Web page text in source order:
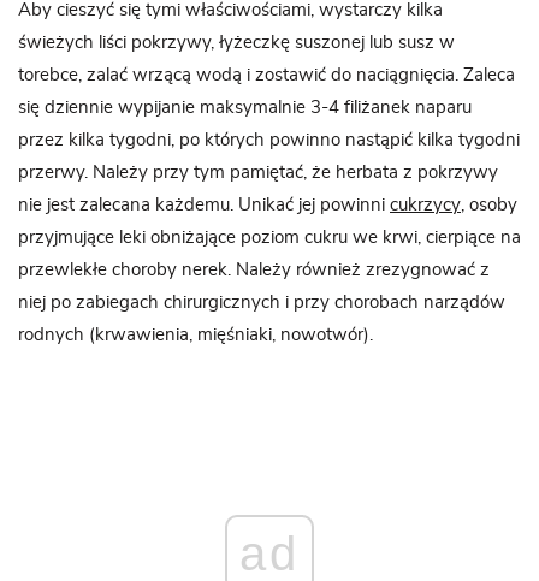
Aby cieszyć się tymi właściwościami, wystarczy kilka
świeżych liści pokrzywy, łyżeczkę suszonej lub susz w
torebce, zalać wrzącą wodą i zostawić do naciągnięcia. Zaleca
się dziennie wypijanie maksymalnie 3-4 filiżanek naparu
przez kilka tygodni, po których powinno nastąpić kilka tygodni
przerwy. Należy przy tym pamiętać, że herbata z pokrzywy
nie jest zalecana każdemu. Unikać jej powinni cukrzycy, osoby
przyjmujące leki obniżające poziom cukru we krwi, cierpiące na
przewlekłe choroby nerek. Należy również zrezygnować z
niej po zabiegach chirurgicznych i przy chorobach narządów
rodnych (krwawienia, mięśniaki, nowotwór).
ad